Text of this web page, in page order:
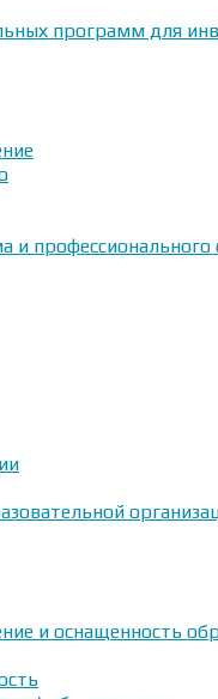
программ для
и
и оснащенность